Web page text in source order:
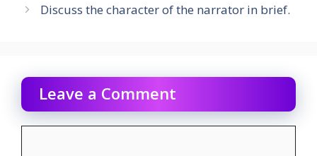
Discuss the character of the narrator in brief.
Leave a Comment